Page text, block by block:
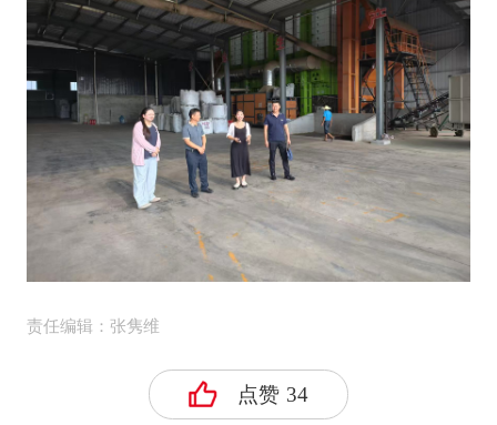
责任编辑：张隽维
点赞 34